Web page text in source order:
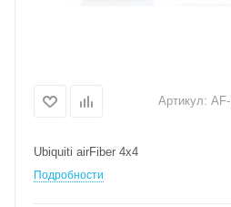
Артикул:
Ubiquiti airFiber 4x4
Подробности